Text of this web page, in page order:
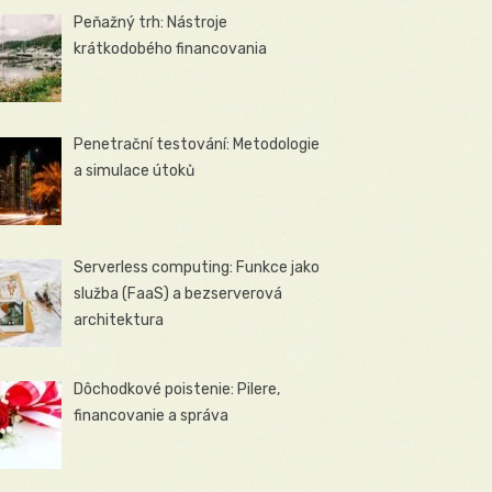
Peňažný trh: Nástroje
krátkodobého financovania
Penetrační testování: Metodologie
a simulace útoků
Serverless computing: Funkce jako
služba (FaaS) a bezserverová
architektura
Dôchodkové poistenie: Pilere,
financovanie a správa